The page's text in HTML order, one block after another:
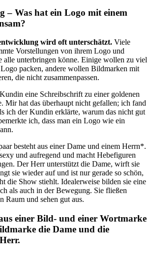
– Was hat ein Logo mit einem
wird oft unterschätzt. Viele
Vorstellungen von ihrem Logo und
alle unterbringen könne. Einige wollen zu viel
packen, andere wollen Bildmarken mit
die nicht zusammenpassen.
eine Schreibschrift zu einer goldenen
Mir hat das überhaupt nicht gefallen; ich fand
ich der Kundin erklärte, warum das nicht gut
ich, dass man ein Logo wie ein
besteht aus einer Dame und einem Herrn*.
und aufregend und macht Hebefiguren
Der Herr unterstützt die Dame, wirft sie
sie wieder auf und ist nur gerade so schön,
die Show stiehlt. Idealerweise bilden sie eine
als auch in der Bewegung. Sie fließen
Raum und sehen gut aus.
einer Bild- und einer Wortmarke
die Dame und die